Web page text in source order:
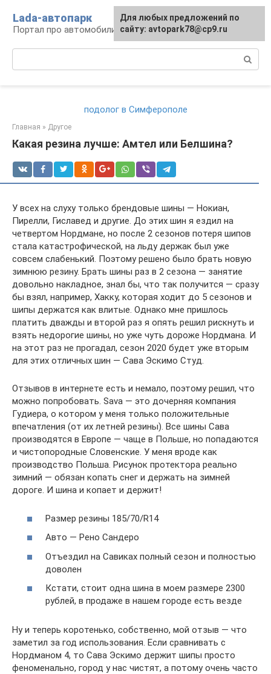
контенту
Lada-автопарк
Портал про автомобили Lada
подолог в Симферополе
Главная » Другое
Какая резина лучше: Амтел или Белшина?
У всех на слуху только брендовые шины — Нокиан,
Пирелли, Гиславед и другие. До этих шин я ездил на
четвертом Нордмане, но после 2 сезонов потеря шипов
стала катастрофической, на льду держак был уже
совсем слабенький. Поэтому решено было брать новую
зимнюю резину. Брать шины раз в 2 сезона — занятие
довольно накладное, знал бы, что так получится — сразу
бы взял, например, Хакку, которая ходит до 5 сезонов и
шипы держатся как влитые. Однако мне пришлось
платить дважды и второй раз я опять решил рискнуть и
взять недорогие шины, но уже чуть дороже Нордмана. И
на этот раз не прогадал, сезон 2020 будет уже вторым
для этих отличных шин — Сава Эскимо Студ.
Отзывов в интернете есть и немало, поэтому решил, что
можно попробовать. Sava — это дочерняя компания
Гудиера, о котором у меня только положительные
впечатления (от их летней резины). Все шины Сава
производятся в Европе — чаще в Польше, но попадаются
и чистопородные Словенские. У меня вроде как
производство Польша. Рисунок протектора реально
зимний — обязан копать снег и держать на зимней
дороге. И шина и копает и держит!
Размер резины 185/70/R14
Авто — Рено Сандеро
Отъездил на Савиках полный сезон и полностью
доволен
Кстати, стоит одна шина в моем размере 2300
рублей, в продаже в нашем городе есть везде
Ну и теперь коротенько, собственно, мой отзыв — что
заметил за год использования. Если сравнивать с
Нордманом 4, то Сава Эскимо держит шипы просто
феноменально, город у нас чистят, а потому очень часто
Для любых предложений по
сайту: avtopark78@cp9.ru